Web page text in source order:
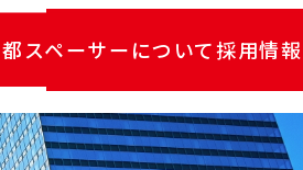
スペーサーについて採用情報